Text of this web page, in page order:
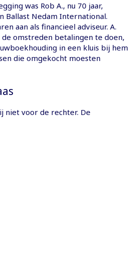
was Rob A., nu 70 jaar,
Ballast Nedam International.
aan als financieel adviseur. A.
omstreden betalingen te doen,
in een kluis bij hem
die omgekocht moesten
niet voor de rechter. De